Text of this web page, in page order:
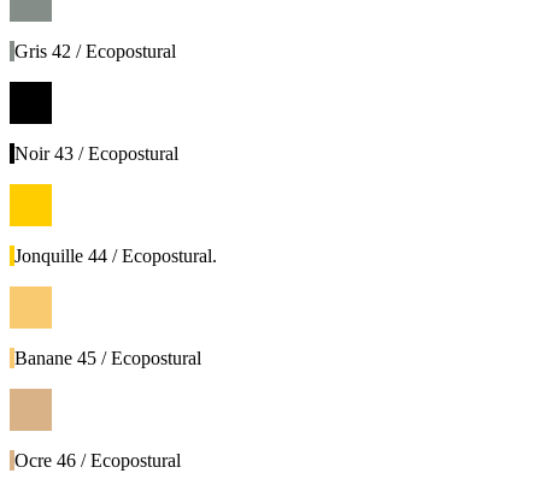
Gris 42 / Ecopostural
Noir 43 / Ecopostural
Jonquille 44 / Ecopostural.
Banane 45 / Ecopostural
Ocre 46 / Ecopostural